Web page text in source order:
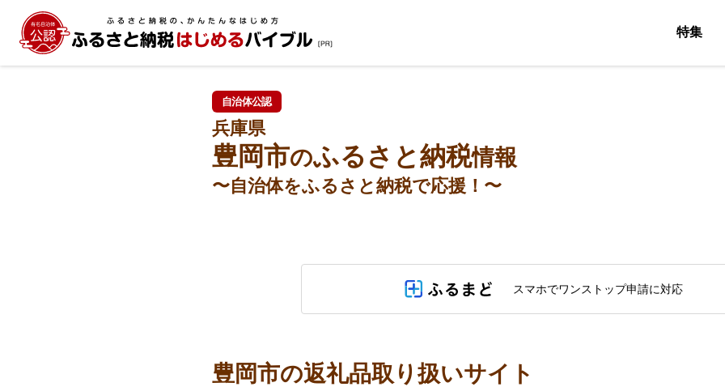
特集
自治体公認
兵庫県
豊岡市のふるさと納税情報
〜自治体をふるさと納税で応援！〜
スマホでワンストップ申請に対応
豊岡市の返礼品取り扱いサイト